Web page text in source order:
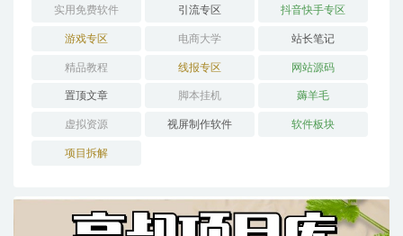
实用免费软件 引流专区 抖音快手专区
游戏专区 电商大学 站长笔记
精品教程 线报专区 网站源码
置顶文章 脚本挂机 薅羊毛
虚拟资源 视屏制作软件 软件板块
项目拆解